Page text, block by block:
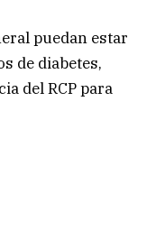
puedan estar
de diabetes,
del RCP para